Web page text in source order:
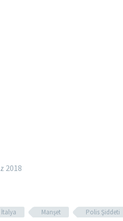
2018
İtalya Manşet Polis Şiddeti